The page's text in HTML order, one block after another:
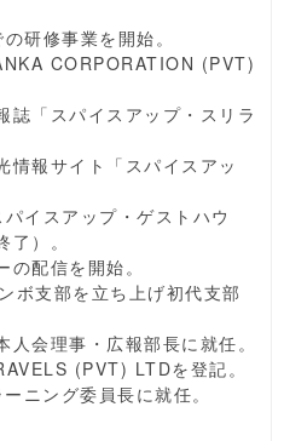
研修事業を開始。
CORPORATION (PVT)
「スパイスアップ・スリラ
報サイト「スパイスアッ
イスアップ・ゲストハウ
）。
配信を開始。
ボ支部を立ち上げ初代支部
会理事・広報部長に就任。
(PVT) LTDを登記。
ニング委員長に就任。